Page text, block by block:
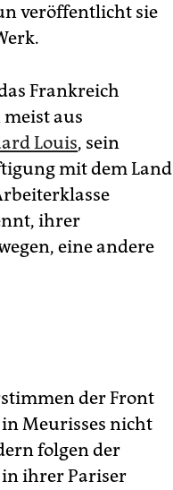
veröffentlicht sie
Frankreich
aus
Louis, sein
mit dem Land
ihrer
eine andere
der Front
Meurisses nicht
folgen der
ihrer Pariser